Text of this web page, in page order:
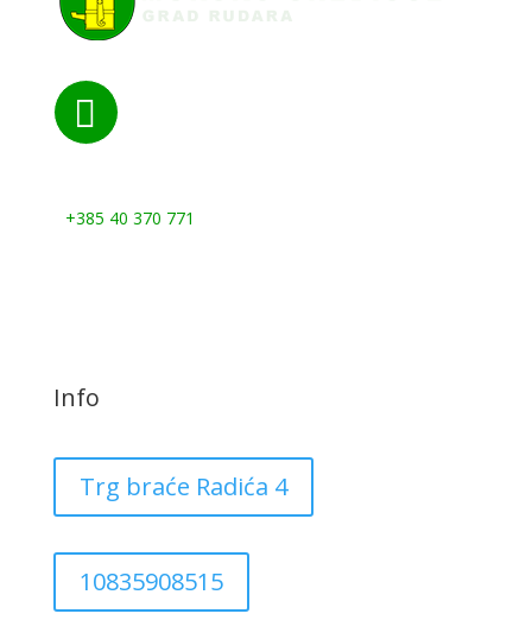

+385 40 370 771
Info
Trg braće Radića 4
10835908515